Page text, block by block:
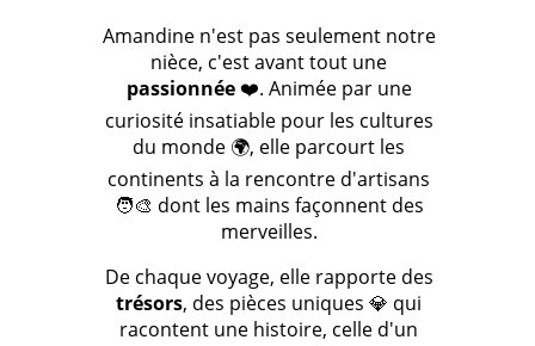
Amandine n'est pas seulement notre
nièce, c'est avant tout une
passionnée❤️. Animée par une
curiosité insatiable pour les cultures
du monde 🌍, elle parcourt les
continents à la rencontre d'artisans
🧑‍🎨 dont les mains façonnent des
merveilles.
De chaque voyage, elle rapporte des
trésors, des pièces uniques 💎 qui
racontent une histoire, celle d'un